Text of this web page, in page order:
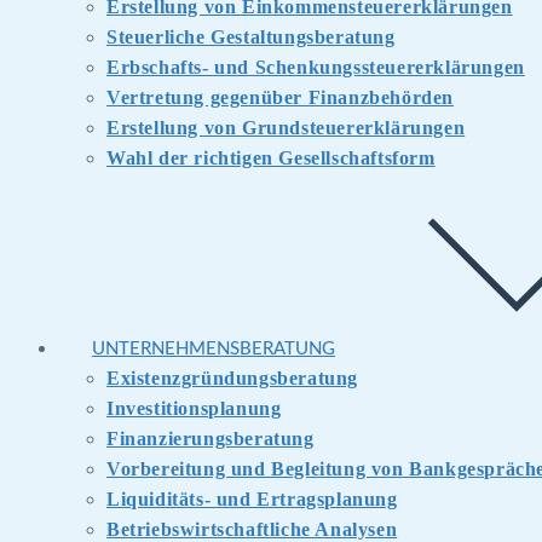
Erstellung von Einkommensteuererklärungen
Steuerliche Gestaltungsberatung
Erbschafts- und Schenkungssteuererklärungen
Vertretung gegenüber Finanzbehörden
Erstellung von Grundsteuererklärungen
Wahl der richtigen Gesellschaftsform
UNTERNEHMENSBERATUNG
Existenzgründungsberatung
Investitionsplanung
Finanzierungsberatung
Vorbereitung und Begleitung von
Liquiditäts- und Ertragsplanung
Betriebswirtschaftliche Analysen